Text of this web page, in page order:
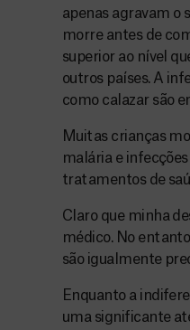
apenas agravam o
morre antes de
superior ao nível
outros países. A
como calazar são
Muitas crianças
malária e
tratamentos de
Claro que minha
médico. No
são igualmente
Enquanto a
uma significante